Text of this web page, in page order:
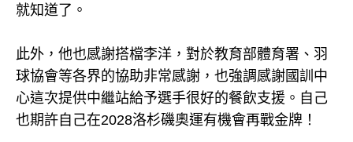
就知道了。
此外，他也感謝搭檔李洋，對於教育部體育署、羽
球協會等各界的協助非常感謝，也強調感謝國訓中
心這次提供中繼站給予選手很好的餐飲支援。自己
也期許自己在2028洛杉磯奧運有機會再戰金牌！